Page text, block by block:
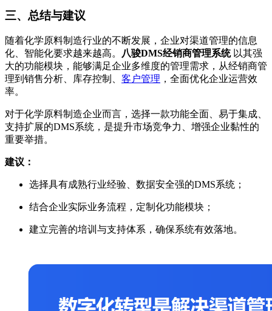
三、总结与建议
随着化学原料制造行业的不断发展，企业对渠道管理的信息
化、智能化要求越来越高。 八骏DMS经销商管理系统以其强
大的功能模块，能够满足企业多维度的管理需求，从经销商管
理到销售分析、库存控制、 客户管理 ，全面优化企业运营效
率。
对于化学原料制造企业而言，选择一款功能全面、易于集成、
支持扩展的DMS系统，是提升市场竞争力、增强企业黏性的
重要举措。
建议：
选择具有成熟行业经验、数据安全强的DMS系统；
结合企业实际业务流程，定制化功能模块；
建立完善的培训与支持体系，确保系统有效落地。